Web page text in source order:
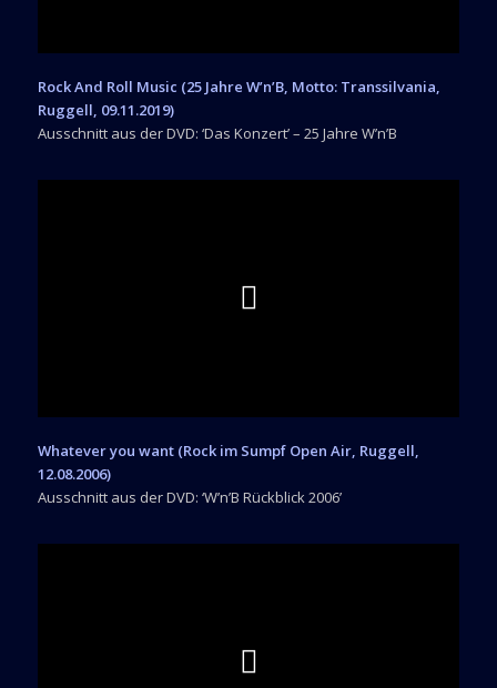
Rock And Roll Music (25 Jahre W’n’B, Motto: Transsilvania,
Ruggell, 09.11.2019)
Ausschnitt aus der DVD: ‘Das Konzert’ – 25 Jahre W’n’B
Whatever you want (Rock im Sumpf Open Air, Ruggell,
12.08.2006)
Ausschnitt aus der DVD: ‘W’n’B Rückblick 2006’